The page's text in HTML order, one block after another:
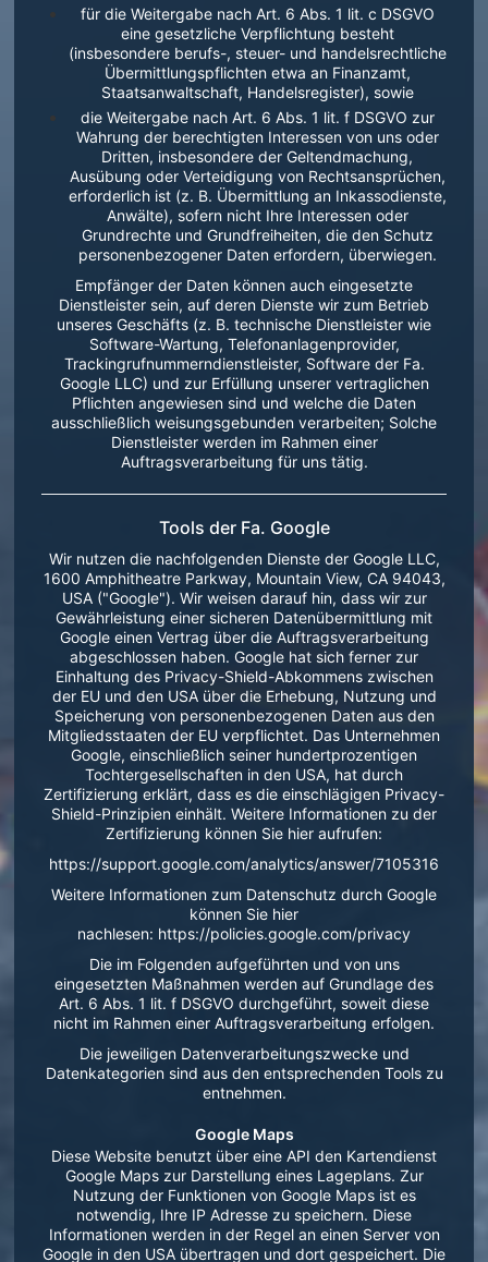
für die Weitergabe nach Art. 6 Abs. 1 lit. c DSGVO
eine gesetzliche Verpflichtung besteht
(insbesondere berufs-, steuer- und handelsrechtliche
Übermittlungspflichten etwa an Finanzamt,
Staatsanwaltschaft, Handelsregister), sowie
die Weitergabe nach Art. 6 Abs. 1 lit. f DSGVO zur
Wahrung der berechtigten Interessen von uns oder
Dritten, insbesondere der Geltendmachung,
Ausübung oder Verteidigung von Rechtsansprüchen,
erforderlich ist (z. B. Übermittlung an Inkassodienste,
Anwälte), sofern nicht Ihre Interessen oder
Grundrechte und Grundfreiheiten, die den Schutz
personenbezogener Daten erfordern, überwiegen.
Empfänger der Daten können auch eingesetzte
Dienstleister sein, auf deren Dienste wir zum Betrieb
unseres Geschäfts (z. B. technische Dienstleister wie
Software-Wartung, Telefonanlagenprovider,
Trackingrufnummerndienstleister, Software der Fa.
Google LLC) und zur Erfüllung unserer vertraglichen
Pflichten angewiesen sind und welche die Daten
ausschließlich weisungsgebunden verarbeiten; Solche
Dienstleister werden im Rahmen einer
Auftragsverarbeitung für uns tätig.
Tools der Fa. Google
Wir nutzen die nachfolgenden Dienste der Google LLC,
1600 Amphitheatre Parkway, Mountain View, CA 94043,
USA ("Google"). Wir weisen darauf hin, dass wir zur
Gewährleistung einer sicheren Datenübermittlung mit
Google einen Vertrag über die Auftragsverarbeitung
abgeschlossen haben. Google hat sich ferner zur
Einhaltung des Privacy-Shield-Abkommens zwischen
der EU und den USA über die Erhebung, Nutzung und
Speicherung von personenbezogenen Daten aus den
Mitgliedsstaaten der EU verpflichtet. Das Unternehmen
Google, einschließlich seiner hundertprozentigen
Tochtergesellschaften in den USA, hat durch
Zertifizierung erklärt, dass es die einschlägigen Privacy-
Shield-Prinzipien einhält. Weitere Informationen zu der
Zertifizierung können Sie hier aufrufen:
https://support.google.com/analytics/answer/7105316
Weitere Informationen zum Datenschutz durch Google
können Sie hier
nachlesen: https://policies.google.com/privacy
Die im Folgenden aufgeführten und von uns
eingesetzten Maßnahmen werden auf Grundlage des
Art. 6 Abs. 1 lit. f DSGVO durchgeführt, soweit diese
nicht im Rahmen einer Auftragsverarbeitung erfolgen.
Die jeweiligen Datenverarbeitungszwecke und
Datenkategorien sind aus den entsprechenden Tools zu
entnehmen.
Google Maps
Diese Website benutzt über eine API den Kartendienst
Google Maps zur Darstellung eines Lageplans. Zur
Nutzung der Funktionen von Google Maps ist es
notwendig, Ihre IP Adresse zu speichern. Diese
Informationen werden in der Regel an einen Server von
Google in den USA übertragen und dort gespeichert. Die